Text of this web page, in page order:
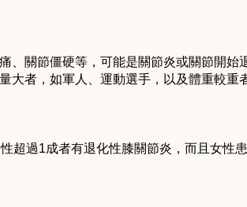
、關節僵硬等，可能是關節炎或關節開始
者，如軍人、運動選手，以及體重較重
超過1成者有退化性膝關節炎，而且女性